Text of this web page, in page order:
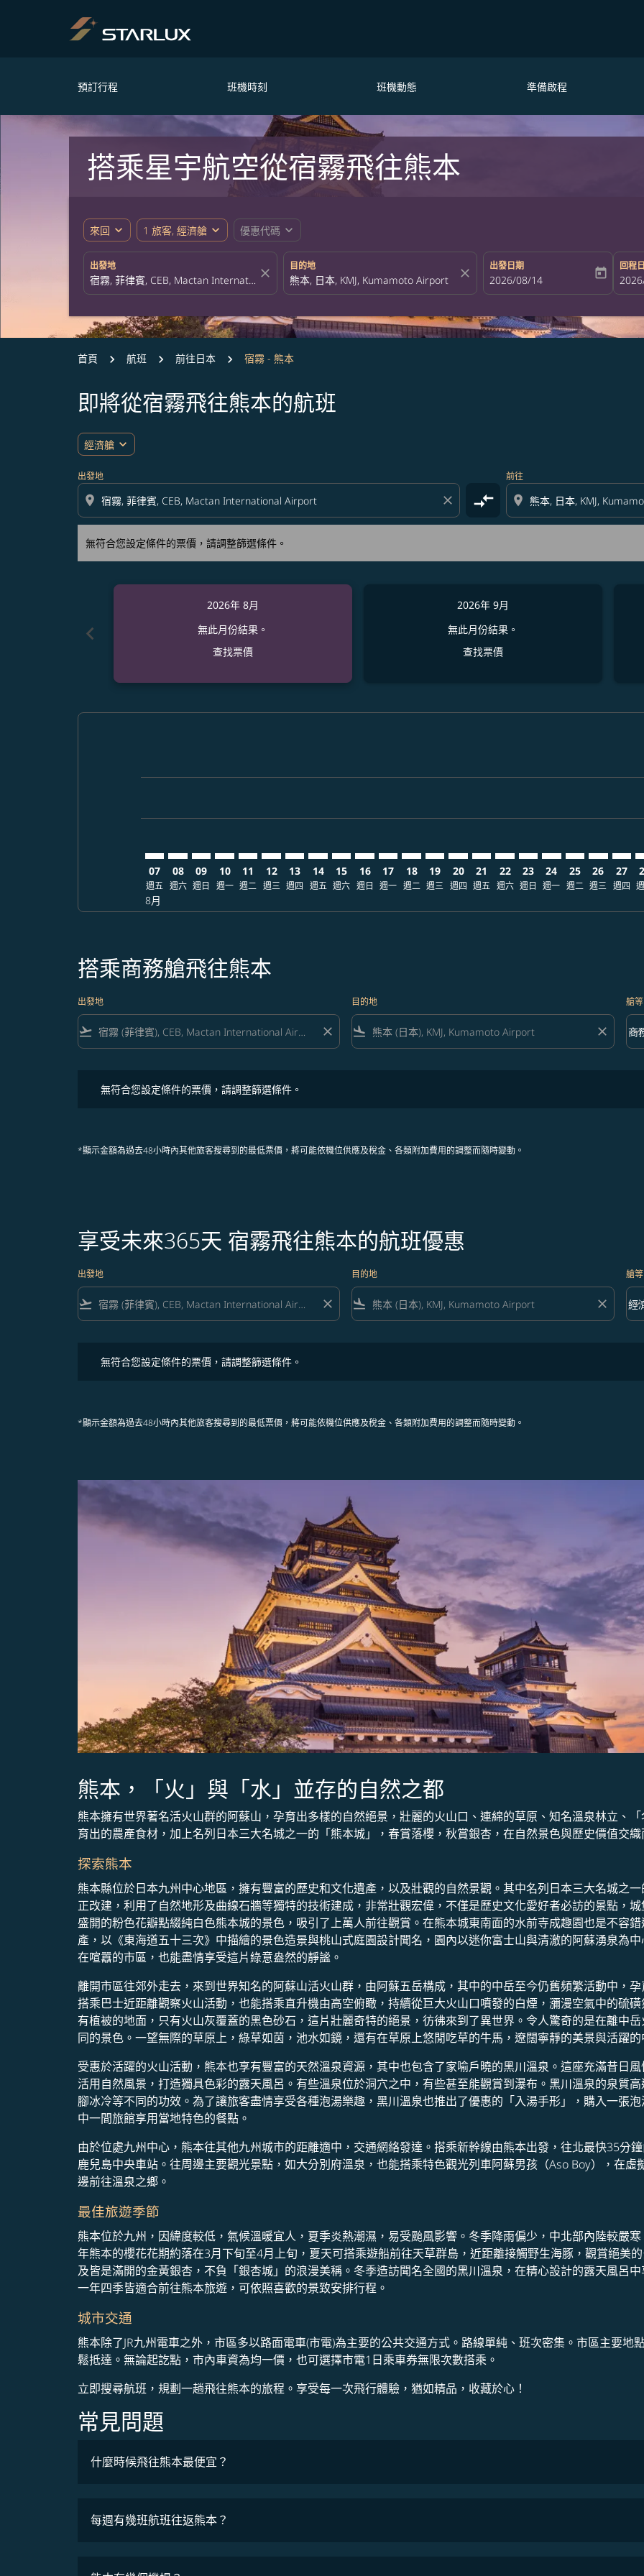
預訂行程 班機時刻 班機動態 準備啟程
搭乘星宇航空從宿霧飛往熊本
來回 expand_more 1 旅客, 經濟艙 expand_more 優惠代碼 expand_more
出發地
close
目的地
close
出發日期
fc-booking-departure-date-aria-
2026/08/14 today
回程
fc-
首頁 航班 前往日本 宿霧 - 熊本
即將從宿霧飛往熊本的航班
經濟艙 expand_more
出發地
location_on close compare_arrows
前往
location_on
無符合您設定條件的票價，請調整篩選條件。
無符合您設定條件的票價，請調整篩選條件。
chevron_left
2026年 8月
無此月份結果。
查找票價
2026年 9月
無此月份結果。
查找票價
07
週五
8月
08
週六
09
週日
10
週一
11
週二
12
週三
13
週四
14
週五
15
週六
16
週日
17
週一
18
週二
19
週三
20
週四
21
週五
CEB–KMJ: cmp-view-offers-
22
週六
CEB–KMJ: cmp-view-
23
週日
CEB–KMJ: cmp-
24
週一
CEB–KMJ:
25
週二
26
週三
27
週四
搭乘商務艙飛往熊本
出發地
flight_takeoff close
目的地
flight_land close
艙等
艙
商
keyboard_arrow_down
無符合您設定條件的票價，請調整篩選條件。
*顯示金額為過去48小時內其他旅客搜尋到的最低票價，將可能依機位供應及稅金、各類附加費用的調整而隨時變動。
享受未來365天 宿霧飛往熊本的航班優惠
出發地
flight_takeoff close
目的地
flight_land close
艙等
艙
經
keyboard_arrow_down
無符合您設定條件的票價，請調整篩選條件。
*顯示金額為過去48小時內其他旅客搜尋到的最低票價，將可能依機位供應及稅金、各類附加費用的調整而隨時變動。
熊本，「火」與「水」並存的自然之都
熊本擁有世界著名活火山群的阿蘇山，孕育出多樣的自然絕景，壯麗的火山口、連綿的草原、知名溫泉林立、
育出的農產食材，加上名列日本三大名城之一的「熊本城」，春賞落櫻，秋賞銀杏，在自然景色與歷史價值交
探索熊本
熊本縣位於日本九州中心地區，擁有豐富的歷史和文化遺產，以及壯觀的自然景觀。其中名列日本三大名城之
正改建，利用了自然地形及曲線石牆等獨特的技術建成，非常壯觀宏偉，不僅是歷史文化愛好者必訪的景點，
盛開的粉色花瓣點綴純白色熊本城的景色，吸引了上萬人前往觀賞。在熊本城東南面的水前寺成趣園也是不容
產，以《東海道五十三次》中描繪的景色造景與桃山式庭園設計聞名，園內以迷你富士山與清澈的阿蘇湧泉為
在喧囂的市區，也能盡情享受這片綠意盎然的靜謐。
離開市區往郊外走去，來到世界知名的阿蘇山活火山群，由阿蘇五岳構成，其中的中岳至今仍舊頻繁活動中，
搭乘巴士近距離觀察火山活動，也能搭乘直升機由高空俯瞰，持續從巨大火山口噴發的白煙，瀰漫空氣中的硫
有植被的地面，只有火山灰覆蓋的黑色砂石，這片壯麗奇特的絕景，彷彿來到了異世界。令人驚奇的是在離中
同的景色。一望無際的草原上，綠草如茵，池水如鏡，還有在草原上悠閒吃草的牛馬，遼闊寧靜的美景與活躍
受惠於活躍的火山活動，熊本也享有豐富的天然溫泉資源，其中也包含了家喻戶曉的黑川溫泉。這座充滿昔日
活用自然風景，打造獨具色彩的露天風呂。有些溫泉位於洞穴之中，有些甚至能觀賞到瀑布。黑川溫泉的泉質
腳冰冷等不同的功效。為了讓旅客盡情享受各種泡湯樂趣，黑川溫泉也推出了優惠的「入湯手形」，購入一張
中一間旅館享用當地特色的餐點。
由於位處九州中心，熊本往其他九州城市的距離適中，交通網絡發達。搭乘新幹線由熊本出發，往北最快35分
鹿兒島中央車站。往周邊主要觀光景點，如大分別府溫泉，也能搭乘特色觀光列車阿蘇男孩（Aso Boy），在
邊前往溫泉之鄉。
最佳旅遊季節
熊本位於九州，因緯度較低，氣候溫暖宜人，夏季炎熱潮濕，易受颱風影響。冬季降雨偏少，中北部內陸較嚴
年熊本的櫻花花期約落在3月下旬至4月上旬，夏天可搭乘遊船前往天草群島，近距離接觸野生海豚，觀賞絕美
及皆是滿開的金黃銀杏，不負「銀杏城」的浪漫美稱。冬季造訪聞名全國的黑川溫泉，在精心設計的露天風呂
一年四季皆適合前往熊本旅遊，可依照喜歡的景致安排行程。
城市交通
熊本除了JR九州電車之外，市區多以路面電車(市電)為主要的公共交通方式。路線單純、班次密集。市區主要地
鬆抵達。無論起訖點，市內車資為均一價，也可選擇市電1日乘車券無限次數搭乘。
立即搜尋航班，規劃一趟飛往熊本的旅程。享受每一次飛行體驗，猶如精品，收藏於心！
常見問題
什麼時候飛往熊本最便宜？
每週有幾班航班往返熊本？